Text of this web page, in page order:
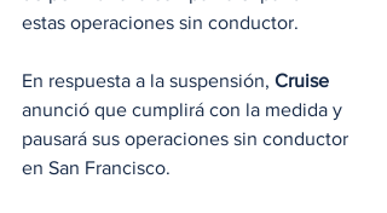
estas operaciones sin conductor.
En respuesta a la suspensión, Cruise
anunció que cumplirá con la medida y
pausará sus operaciones sin conductor
en San Francisco.